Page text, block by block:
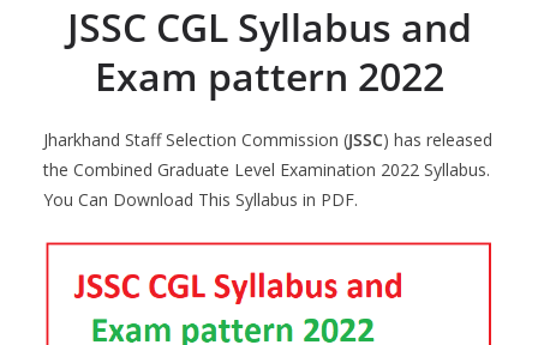
JSSC CGL Syllabus and
Exam pattern 2022
Jharkhand Staff Selection Commission (JSSC) has released
the Combined Graduate Level Examination 2022 Syllabus.
You Can Download This Syllabus in PDF.